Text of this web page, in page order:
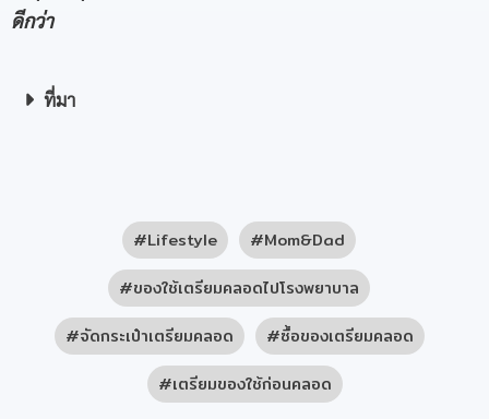
ดีกว่า
ที่มา
Lifestyle
Mom&Dad
ของใช้เตรียมคลอดไปโรงพยาบาล
จัดกระเป๋าเตรียมคลอด
ซื้อของเตรียมคลอด
เตรียมของใช้ก่อนคลอด